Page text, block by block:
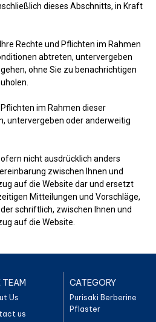
dieses Abschnitts, in Kraft
Rechte und Pflichten im Rahmen
abtreten, untervergeben
ohne Sie zu benachrichtigen
im Rahmen dieser
untervergeben oder anderweitig
nicht ausdrücklich anders
zwischen Ihnen und
auf die Website dar und ersetzt
Mitteilungen und Vorschläge,
schriftlich, zwischen Ihnen und
auf die Website.
TEAM
Us
us
CATEGORY
Purisaki Berberine
Pflaster